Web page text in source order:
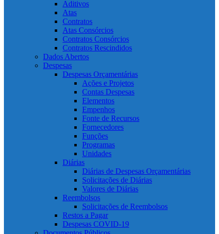
Aditivos
Atas
Contratos
Atas Consórcios
Contratos Consórcios
Contratos Rescindidos
Dados Abertos
Despesas
Despesas Orçamentárias
Ações e Projetos
Contas Despesas
Elementos
Empenhos
Fonte de Recursos
Fornecedores
Funções
Programas
Unidades
Diárias
Diárias de Despesas Orçamentárias
Solicitações de Diárias
Valores de Diárias
Reembolsos
Solicitações de Reembolsos
Restos a Pagar
Despesas COVID-19